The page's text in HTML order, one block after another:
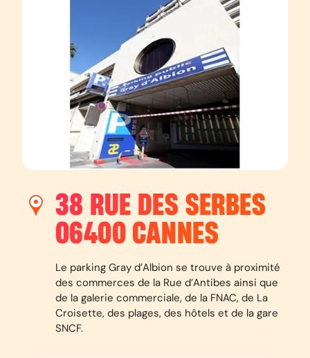
38 RUE DES SERBES
06400 CANNES
Le parking Gray d’Albion se trouve à proximité
des commerces de la Rue d’Antibes ainsi que
de la galerie commerciale, de la FNAC, de La
Croisette, des plages, des hôtels et de la gare
SNCF.